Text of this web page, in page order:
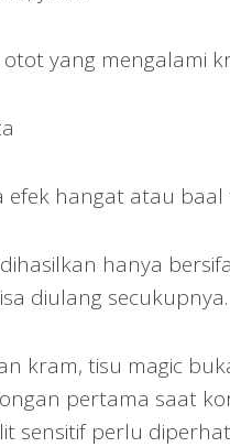
yang mengalami
efek hangat atau baal
hanya
diulang secukupnya.
kram, tisu magic
pertama saat
sensitif perlu